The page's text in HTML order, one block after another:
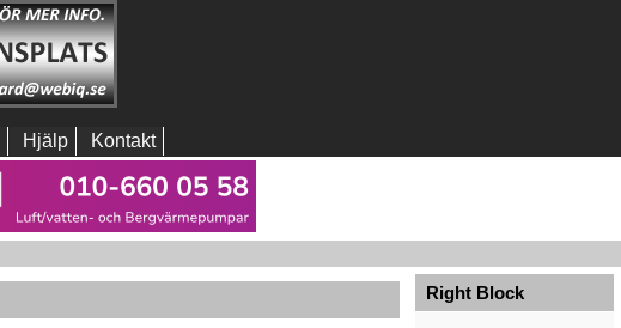
Hjälp Kontakt
Right Block